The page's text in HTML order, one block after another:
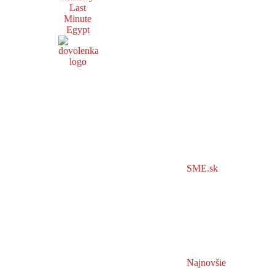
Last
Minute
Egypt
SME.sk
Najnovšie